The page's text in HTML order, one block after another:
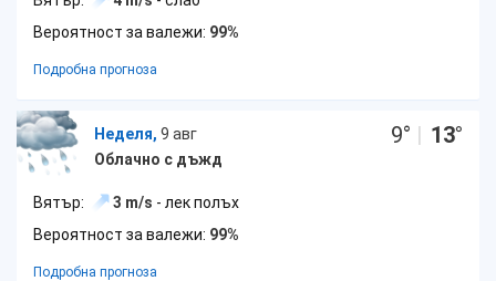
Вероятност за валежи: 99%
Подробна прогноза
Неделя, 9 авг
Облачно с дъжд
9° | 13°
Вятър: 3 m/s - лек полъх
Вероятност за валежи: 99%
Подробна прогноза